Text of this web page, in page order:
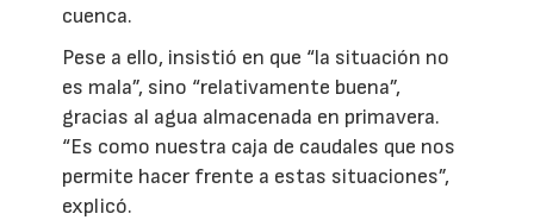
cuenca.
Pese a ello, insistió en que “la situación no
es mala”, sino “relativamente buena”,
gracias al agua almacenada en primavera.
“Es como nuestra caja de caudales que nos
permite hacer frente a estas situaciones”,
explicó.